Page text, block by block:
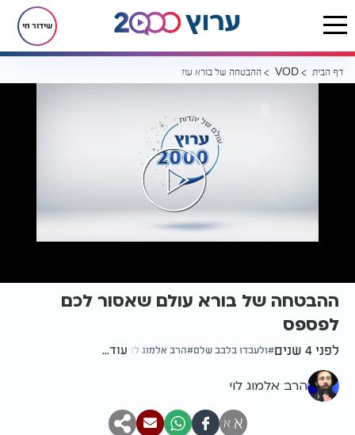
שידור חי
דף הבית VOD ההבטחה של בורא עולם שאסור לכם לפספס
ההבטחה של בורא עולם שאסור לכם
לפספס
לפני 4 שנים ולעבדו בלבב שלם הרב אלמוג לוי עוד...
הרב אלמוג לוי
א א